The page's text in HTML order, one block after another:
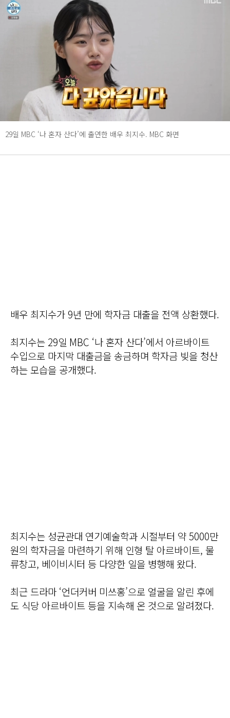
29일 MBC ‘나 혼자 산다’에 출연한 배우 최지수. MBC 화면
배우 최지수가 9년 만에 학자금 대출을 전액 상환했다.
최지수는 29일 MBC ‘나 혼자 산다’에서 아르바이트
수입으로 마지막 대출금을 송금하며 학자금 빚을 청산
하는 모습을 공개했다.
최지수는 성균관대 연기예술학과 시절부터 약 5000만
원의 학자금을 마련하기 위해 인형 탈 아르바이트, 물
류창고, 베이비시터 등 다양한 일을 병행해 왔다.
최근 드라마 ‘언더커버 미쓰홍’으로 얼굴을 알린 후에
도 식당 아르바이트 등을 지속해 온 것으로 알려졌다.